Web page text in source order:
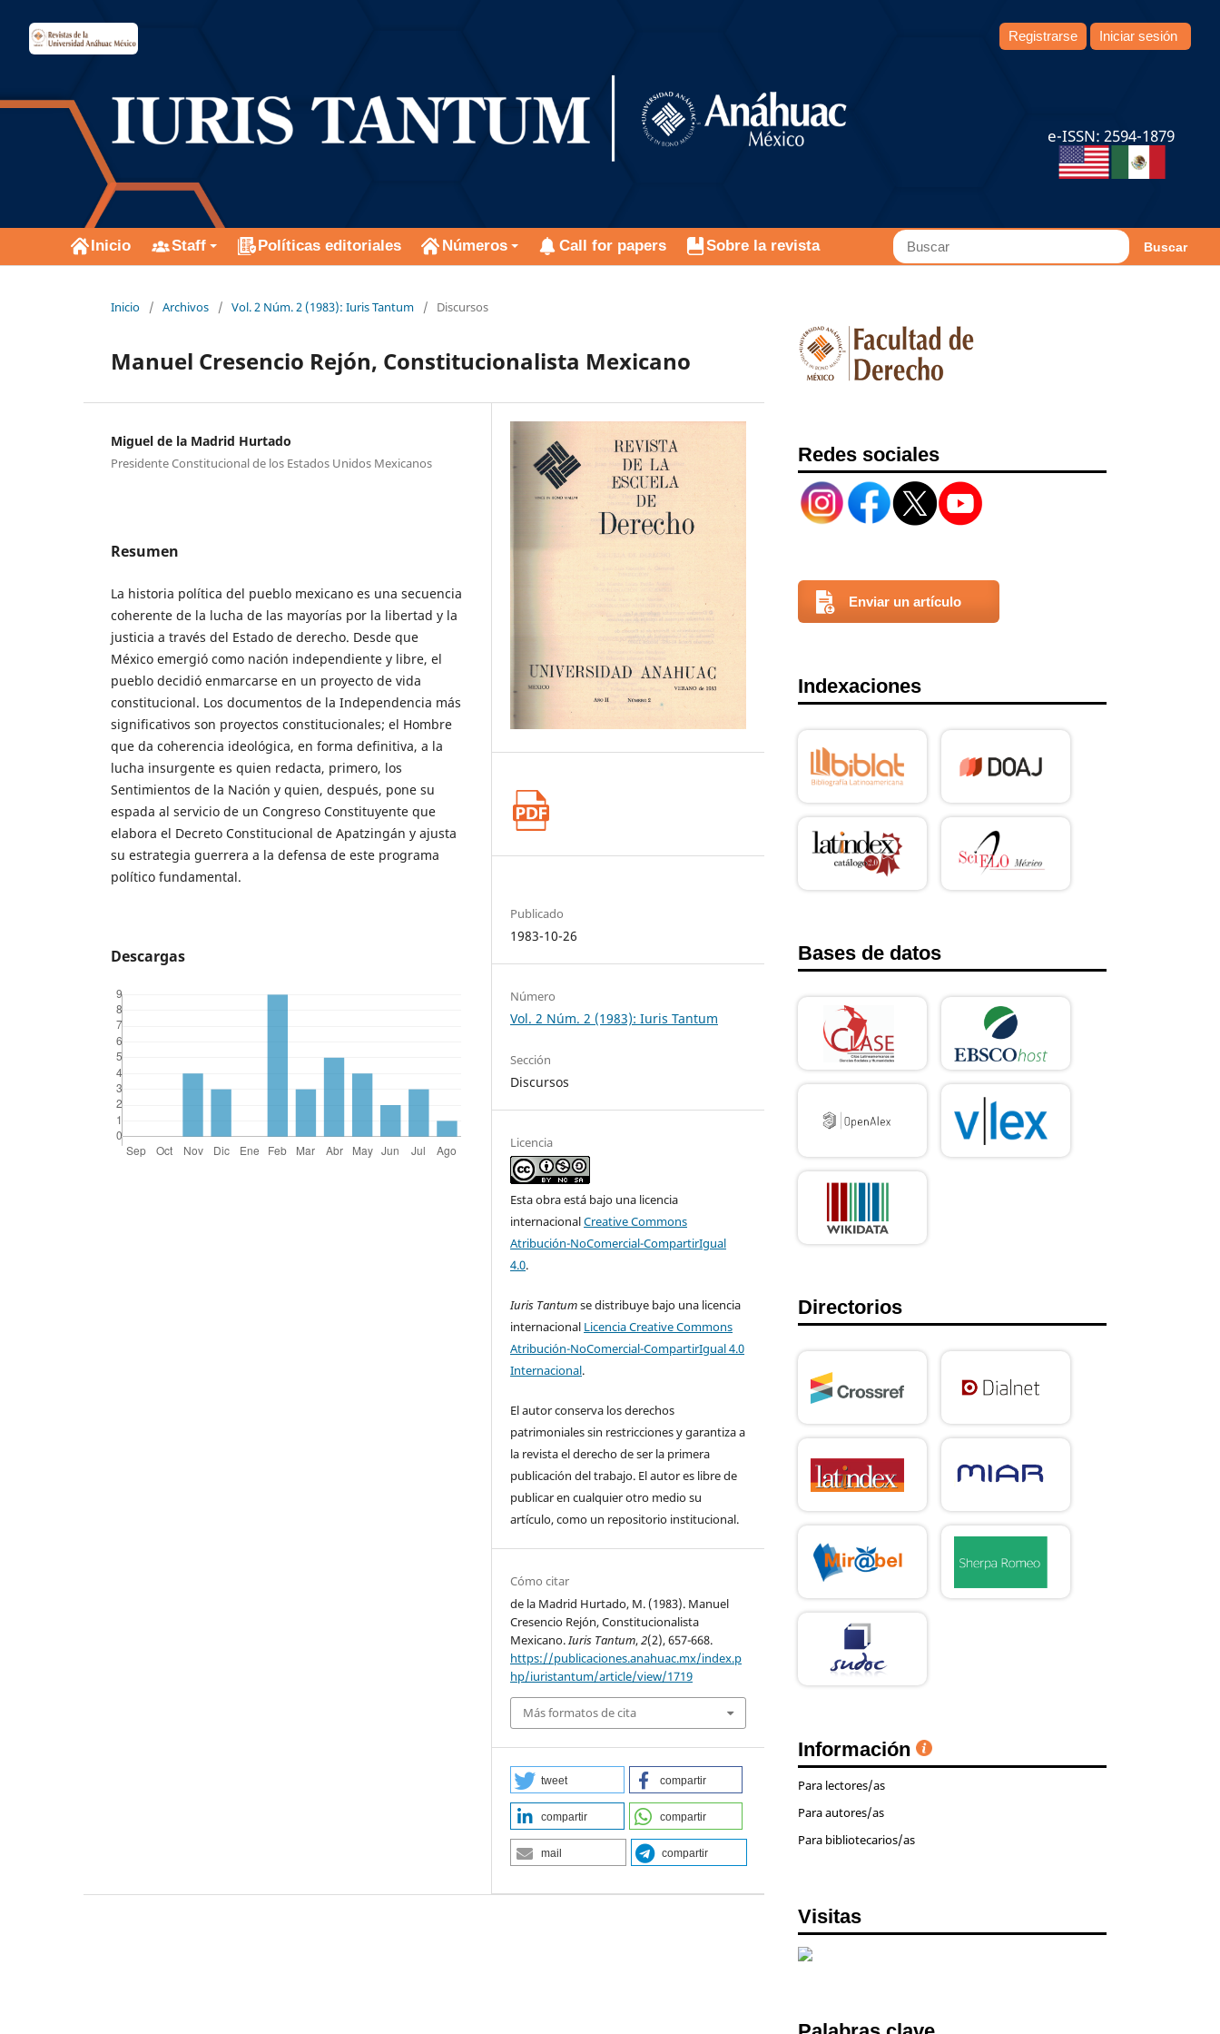
Inicio Staff Políticas editoriales Números Call for papers Sobre la revista Buscar
Registrarse Iniciar sesión
Inicio / Archivos / Vol. 2 Núm. 2 (1983): Iuris Tantum / Discursos
Manuel Cresencio Rejón, Constitucionalista Mexicano
Miguel de la Madrid Hurtado
Presidente Constitucional de los Estados Unidos Mexicanos
Resumen
La historia política del pueblo mexicano es una secuencia
coherente de la lucha de las mayorías por la libertad y la
justicia a través del Estado de derecho. Desde que
México emergió como nación independiente y libre, el
pueblo decidió enmarcarse en un proyecto de vida
constitucional. Los documentos de la Independencia más
significativos son proyectos constitucionales; el Hombre
que da coherencia ideológica, en forma definitiva, a la
lucha insurgente es quien redacta, primero, los
Sentimientos de la Nación y quien, después, pone su
espada al servicio de un Congreso Constituyente que
elabora el Decreto Constitucional de Apatzingán y ajusta
su estrategia guerrera a la defensa de este programa
político fundamental.
Descargas
Publicado
1983-10-26
Número
Vol. 2 Núm. 2 (1983): Iuris Tantum
Sección
Discursos
Licencia
Esta obra está bajo una licencia
internacionalCreative Commons
Atribución-NoComercial-CompartirIgual
4.0.
Iuris Tantumse distribuye bajo una licencia
internacional Licencia Creative Commons
Atribución-NoComercial-CompartirIgual 4.0
Internacional.
El autor conserva los derechos
patrimoniales sin restricciones y garantiza a
la revista el derecho de ser la primera
publicación del trabajo. El autor es libre de
publicar en cualquier otro medio su
artículo, como un repositorio institucional.
Cómo citar
de la Madrid Hurtado, M. (1983). Manuel
Cresencio Rejón, Constitucionalista
Mexicano.Iuris Tantum,2(2), 657-668.
https://publicaciones.anahuac.mx/index.p
hp/iuristantum/article/view/1719
Más formatos de cita
tweet compartir
compartir compartir
mail compartir
Redes sociales
Enviar un artículo
Indexaciones
Bases de datos
Directorios
Información
Para lectores/as
Para autores/as
Para bibliotecarios/as
Visitas
e-ISSN: 2594-1879